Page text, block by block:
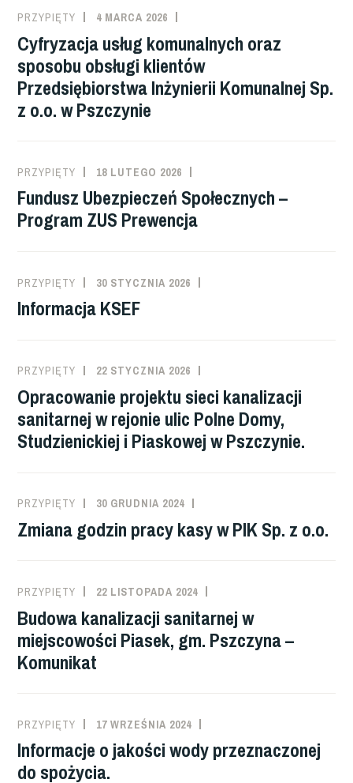
PRZYPIĘTY 4 MARCA 2026
Cyfryzacja usług komunalnych oraz
sposobu obsługi klientów
Przedsiębiorstwa Inżynierii Komunalnej Sp.
z o.o. w Pszczynie
PRZYPIĘTY 18 LUTEGO 2026
Fundusz Ubezpieczeń Społecznych –
Program ZUS Prewencja
PRZYPIĘTY 30 STYCZNIA 2026
Informacja KSEF
PRZYPIĘTY 22 STYCZNIA 2026
Opracowanie projektu sieci kanalizacji
sanitarnej w rejonie ulic Polne Domy,
Studzienickiej i Piaskowej w Pszczynie.
PRZYPIĘTY 30 GRUDNIA 2024
Zmiana godzin pracy kasy w PIK Sp. z o.o.
PRZYPIĘTY 22 LISTOPADA 2024
Budowa kanalizacji sanitarnej w
miejscowości Piasek, gm. Pszczyna –
Komunikat
PRZYPIĘTY 17 WRZEŚNIA 2024
Informacje o jakości wody przeznaczonej
do spożycia.